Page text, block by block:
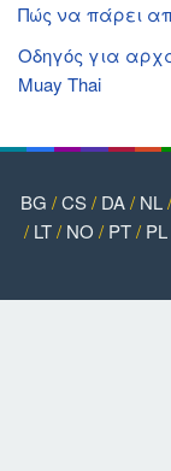
Πώς να πάρει
Οδηγός για
Muay Thai
BG /CS/ DA/ NL/
/ LT/ NO / PT/ PL